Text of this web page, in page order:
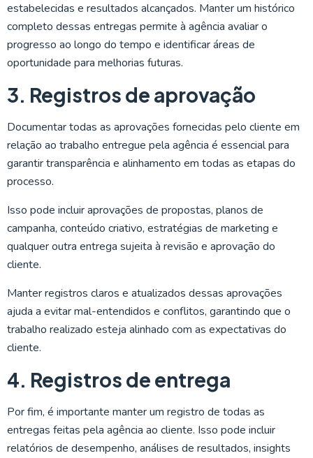
estabelecidas e resultados alcançados. Manter um histórico
completo dessas entregas permite à agência avaliar o
progresso ao longo do tempo e identificar áreas de
oportunidade para melhorias futuras.
3. Registros de aprovação
Documentar todas as aprovações fornecidas pelo cliente em
relação ao trabalho entregue pela agência é essencial para
garantir transparência e alinhamento em todas as etapas do
processo.
Isso pode incluir aprovações de propostas, planos de
campanha, conteúdo criativo, estratégias de marketing e
qualquer outra entrega sujeita à revisão e aprovação do
cliente.
Manter registros claros e atualizados dessas aprovações
ajuda a evitar mal-entendidos e conflitos, garantindo que o
trabalho realizado esteja alinhado com as expectativas do
cliente.
4. Registros de entrega
Por fim, é importante manter um registro de todas as
entregas feitas pela agência ao cliente. Isso pode incluir
relatórios de desempenho, análises de resultados, insights